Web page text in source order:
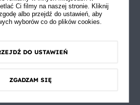
Ci filmy na naszej stronie. Kliknij
albo przejdź do ustawień, aby
wyborów co do plików cookies.
DO USTAWIEŃ
ZGADZAM SIĘ